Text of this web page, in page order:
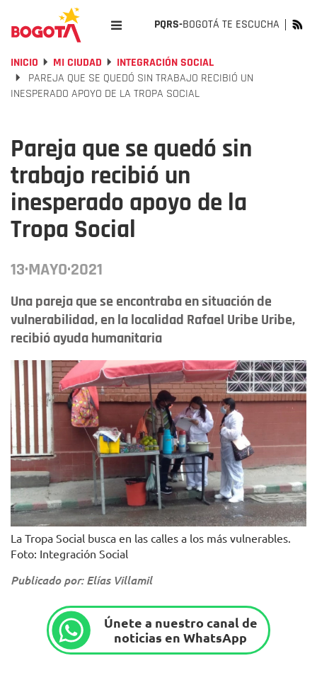
PQRS-BOGOTÁ TE ESCUCHA
INICIO MI CIUDAD
INTEGRACIÓN SOCIAL
PAREJA QUE SE QUEDÓ SIN TRABAJO RECIBIÓ UN
INESPERADO APOYO DE LA TROPA SOCIAL
Pareja que se quedó sin
trabajo recibió un
inesperado apoyo de la
Tropa Social
13·MAYO·2021
Una pareja que se encontraba en situación de
vulnerabilidad, en la localidad Rafael Uribe Uribe,
recibió ayuda humanitaria
La Tropa Social busca en las calles a los más vulnerables.
Foto: Integración Social
Publicado por: Elías Villamil
Únete a nuestro canal de
noticias en WhatsApp